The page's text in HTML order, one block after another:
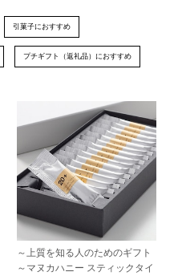
引菓子におすすめ
プチギフト（返礼品）におすすめ
～上質を知る人のためのギフト
～マヌカハニー スティックタイ